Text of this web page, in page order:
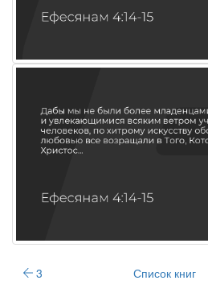
3 Список книг